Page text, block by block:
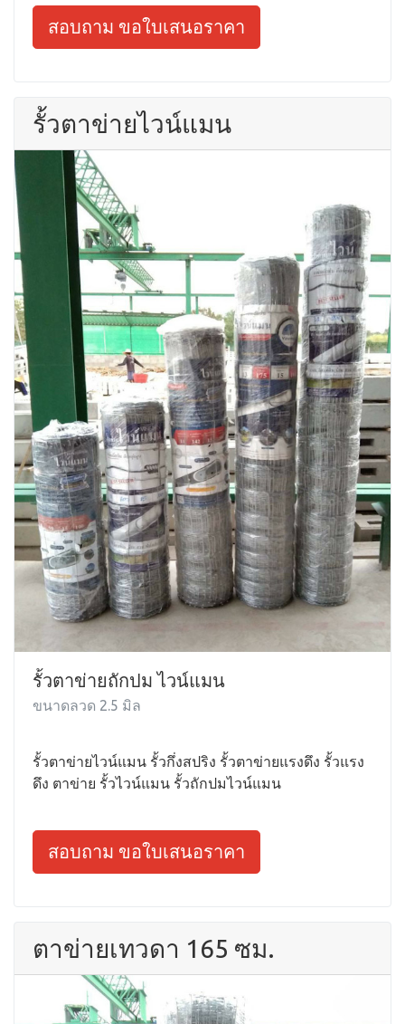
สอบถาม ขอใบเสนอราคา
รั้วตาข่ายไวน์แมน
รั้วตาข่ายถักปม ไวน์แมน
ขนาดลวด 2.5 มิล
รั้วตาข่ายไวน์แมน รั้วกึ่งสปริง รั้วตาข่ายแรงดึง รั้วแรง
ดึง ตาข่าย รั้วไวน์แมน รั้วถักปมไวน์แมน
สอบถาม ขอใบเสนอราคา
ตาข่ายเทวดา 165 ซม.